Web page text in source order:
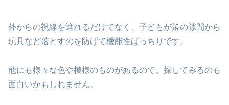
外からの視線を遮れるだけでなく、子どもが策の隙間から
玩具など落とすのを防げて機能性ばっちりです。
他にも様々な色や模様のものがあるので、探してみるのも
面白いかもしれません。